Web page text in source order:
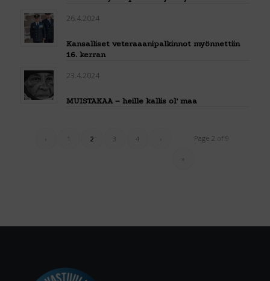
26.4.2024
Kansalliset veteraaanipalkinnot myönnettiin
16. kerran
23.4.2024
MUISTAKAA – heille kallis ol’ maa
Page 2 of 9
‹ 1 2 3 4 ›
»